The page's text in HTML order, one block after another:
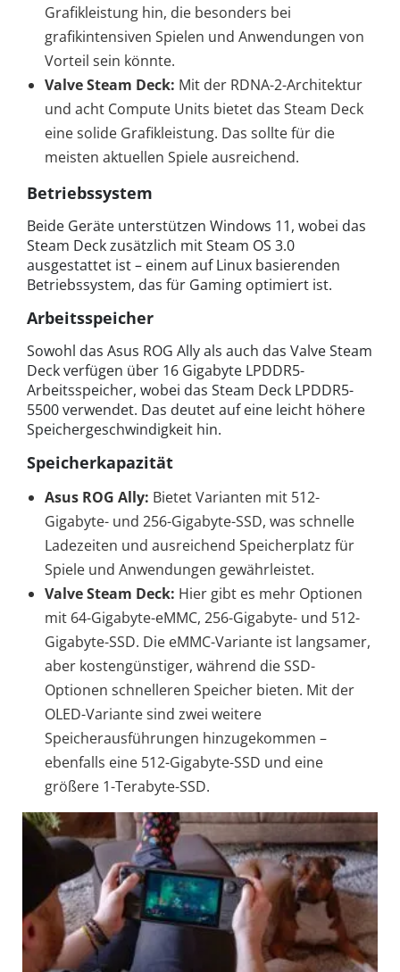
Grafikleistung hin, die besonders bei
grafikintensiven Spielen und Anwendungen von
Vorteil sein könnte.
Valve Steam Deck: Mit der RDNA-2-Architektur
und acht Compute Units bietet das Steam Deck
eine solide Grafikleistung. Das sollte für die
meisten aktuellen Spiele ausreichend.
Betriebssystem
Beide Geräte unterstützen Windows 11, wobei das
Steam Deck zusätzlich mit Steam OS 3.0
ausgestattet ist – einem auf Linux basierenden
Betriebssystem, das für Gaming optimiert ist.
Arbeitsspeicher
Sowohl das Asus ROG Ally als auch das Valve Steam
Deck verfügen über 16 Gigabyte LPDDR5-
Arbeitsspeicher, wobei das Steam Deck LPDDR5-
5500 verwendet. Das deutet auf eine leicht höhere
Speichergeschwindigkeit hin.
Speicherkapazität
Asus ROG Ally: Bietet Varianten mit 512-
Gigabyte- und 256-Gigabyte-SSD, was schnelle
Ladezeiten und ausreichend Speicherplatz für
Spiele und Anwendungen gewährleistet.
Valve Steam Deck: Hier gibt es mehr Optionen
mit 64-Gigabyte-eMMC, 256-Gigabyte- und 512-
Gigabyte-SSD. Die eMMC-Variante ist langsamer,
aber kostengünstiger, während die SSD-
Optionen schnelleren Speicher bieten. Mit der
OLED-Variante sind zwei weitere
Speicherausführungen hinzugekommen –
ebenfalls eine 512-Gigabyte-SSD und eine
größere 1-Terabyte-SSD.